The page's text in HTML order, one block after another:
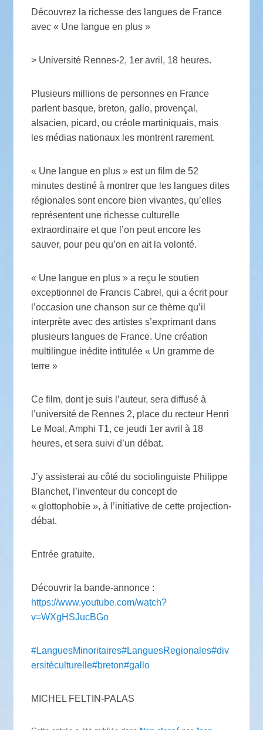
Découvrez la richesse des langues de France
avec « Une langue en plus »
> Université Rennes-2, 1er avril, 18 heures.
Plusieurs millions de personnes en France
parlent basque, breton, gallo, provençal,
alsacien, picard, ou créole martiniquais, mais
les médias nationaux les montrent rarement.
« Une langue en plus » est un film de 52
minutes destiné à montrer que les langues dites
régionales sont encore bien vivantes, qu’elles
représentent une richesse culturelle
extraordinaire et que l’on peut encore les
sauver, pour peu qu’on en ait la volonté.
« Une langue en plus » a reçu le soutien
exceptionnel de Francis Cabrel, qui a écrit pour
l’occasion une chanson sur ce thème qu’il
interprète avec des artistes s’exprimant dans
plusieurs langues de France. Une création
multilingue inédite intitulée « Un gramme de
terre »
Ce film, dont je suis l’auteur, sera diffusé à
l’université de Rennes 2, place du recteur Henri
Le Moal, Amphi T1, ce jeudi 1er avril à 18
heures, et sera suivi d’un débat.
J’y assisterai au côté du sociolinguiste Philippe
Blanchet, l’inventeur du concept de
« glottophobie », à l’initiative de cette projection-
débat.
Entrée gratuite.
Découvrir la bande-annonce :
https://www.youtube.com/watch?
v=WXgHSJucBGo
#LanguesMinoritaires#LanguesRegionales#div
ersitéculturelle#breton#gallo
MICHEL FELTIN-PALAS